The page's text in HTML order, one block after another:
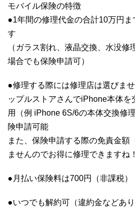
モバイル保険の特徴
●1年間の修理代金の合計10万円
す
（ガラス割れ、液晶交換、水没
場合でも保険申請可）
●修理する際には修理店は選びま
ップルストアさんでiPhone本体を
用（例 iPhone 6S/6の本体交換修
険申請可能
また、保険申請する際の免責金額
ませんのでお得に修理できますね！
●月払い保険料は700円（非課税）
●いつでも解約可（違約金などあり